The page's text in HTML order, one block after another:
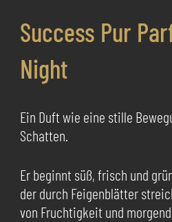
Success Pur
Night
Ein Duft wie eine stille
Schatten.
Er beginnt süß, frisch und
der durch Feigenblätter
von Fruchtigkeit und